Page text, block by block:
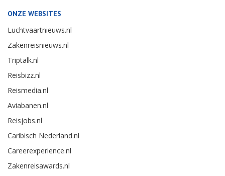
ONZE WEBSITES
Luchtvaartnieuws.nl
Zakenreisnieuws.nl
Triptalk.nl
Reisbizz.nl
Reismedia.nl
Aviabanen.nl
Reisjobs.nl
Caribisch Nederland.nl
Careerexperience.nl
Zakenreisawards.nl